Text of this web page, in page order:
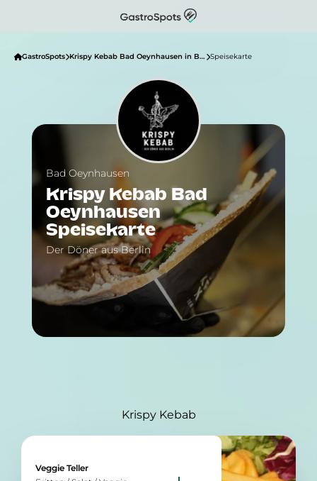
GastroSpots Krispy Kebab Bad Oeynhausen in Bad Oeynhausen Speisekarte
Bad Oeynhausen
Krispy Kebab Bad
Oeynhausen
Speisekarte
Der Döner aus Berlin
Krispy Kebab
Veggie Teller